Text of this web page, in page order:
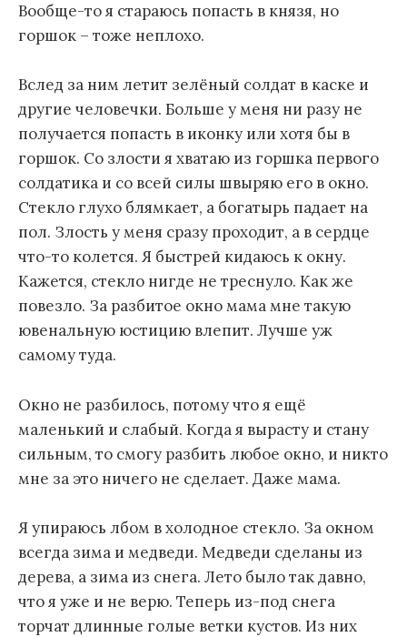
Вообще-то я стараюсь попасть в князя, но
горшок – тоже неплохо.
Вслед за ним летит зелёный солдат в каске и
другие человечки. Больше у меня ни разу не
получается попасть в иконку или хотя бы в
горшок. Со злости я хватаю из горшка первого
солдатика и со всей силы швыряю его в окно.
Стекло глухо блямкает, а богатырь падает на
пол. Злость у меня сразу проходит, а в сердце
что-то колется. Я быстрей кидаюсь к окну.
Кажется, стекло нигде не треснуло. Как же
повезло. За разбитое окно мама мне такую
ювенальную юстицию влепит. Лучше уж
самому туда.
Окно не разбилось, потому что я ещё
маленький и слабый. Когда я вырасту и стану
сильным, то смогу разбить любое окно, и никто
мне за это ничего не сделает. Даже мама.
Я упираюсь лбом в холодное стекло. За окном
всегда зима и медведи. Медведи сделаны из
дерева, а зима из снега. Лето было так давно,
что я уже и не верю. Теперь из-под снега
торчат длинные голые ветки кустов. Из них